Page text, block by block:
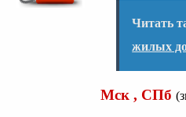
Читать
жилых
Мск , СПб